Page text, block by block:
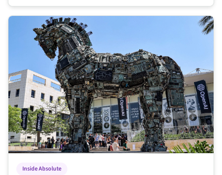
サイバーレジリエンスを構築する: テルアビブ開催された
Inside Absolute